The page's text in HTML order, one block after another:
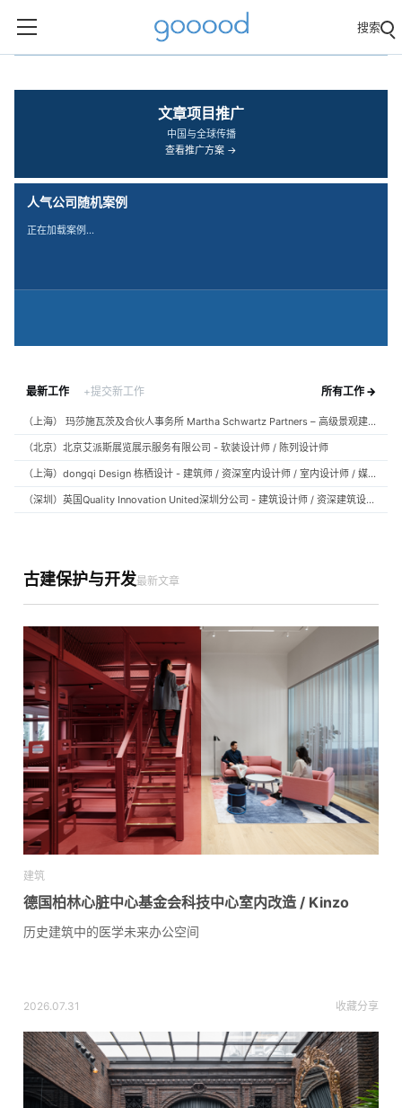
搜索
文章项目推广
中国与全球传播
查看推广方案 →
人气公司随机案例
正在加载案例…
最新工作 +提交新工作 所有工作 →
（上海） 玛莎施瓦茨及合伙人事务所 Martha Schwartz Partners – 高级景观建筑师 Senior Landscape Designer / 景观建筑师 Landscape Designer
（北京）北京艾派斯展览展示服务有限公司 - 软装设计师 / 陈列设计师
（上海）dongqi Design 栋栖设计 - 建筑师 / 资深室内设计师 / 室内设计师 / 媒体及公共关系主管 / 设计实习生（常年招聘）
（深圳）英国Quality Innovation United深圳分公司 - 建筑设计师 / 资深建筑设计师 / 室内设计师 / 设计实习生
古建保护与开发最新文章
建筑
德国柏林心脏中心基金会科技中心室内改造 / Kinzo
历史建筑中的医学未来办公空间
2026.07.31 收藏分享